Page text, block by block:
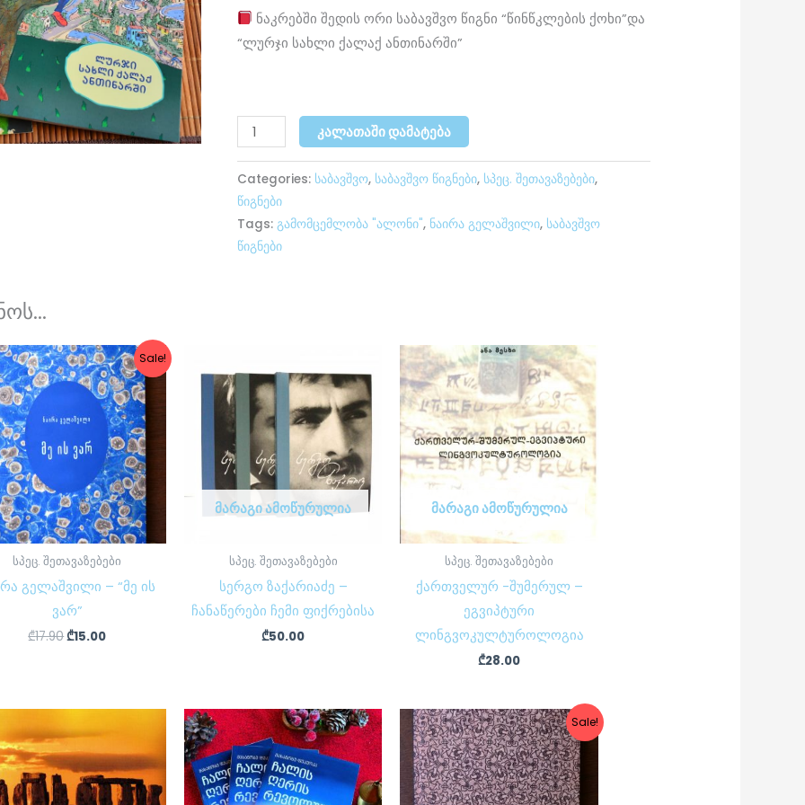
ნაკრებში შედის ორი საბავშვო წიგნი “წინწკლების ქოხი”და
“ლურჯი სახლი ქალაქ ანთინარში”
“ლურჯი
სახლი
რაოდენობა
ᲙᲐᲚᲐᲗᲐᲨᲘ ᲓᲐᲛᲐᲢᲔᲑᲐ
Categories: საბავშვო, საბავშვო წიგნები, სპეც. შეთავაზებები,
წიგნები
Tags: გამომცემლობა "ალონი", ნაირა გელაშვილი, საბავშვო
წიგნები
Sale!
სპეც. შეთავაზებები
გელაშვილი – “მე ის
ვარ”
₾17.90
Original
price
was:
₾17.90.
₾15.00
Current
price
is:
₾15.00.
ᲛᲐᲠᲐᲒᲘ ᲐᲛᲝᲬᲣᲠᲣᲚᲘᲐ
სპეც. შეთავაზებები
სერგო ზაქარიაძე –
ჩანაწერები ჩემი ფიქრებისა
₾50.00
ᲛᲐᲠᲐᲒᲘ ᲐᲛᲝᲬᲣᲠᲣᲚᲘᲐ
სპეც. შეთავაზებები
ქართველურ -შუმერულ –
ეგვიპტური
ლინგვოკულტუროლოგია
₾28.00
Sale!
Original
price
was:
₾13.50.
Current
price
is:
₾10.00.